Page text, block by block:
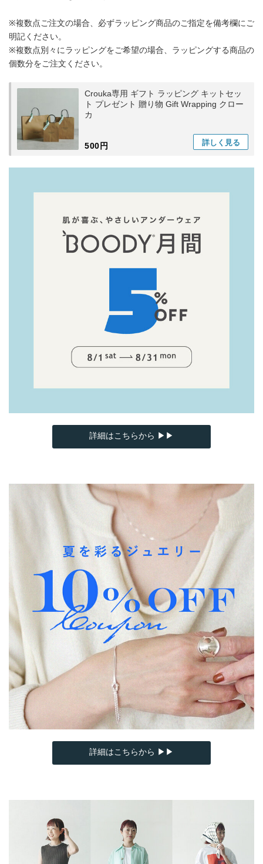
※複数点ご注文の場合、必ずラッピング商品のご指定を備考欄にご
明記ください。
※複数点別々にラッピングをご希望の場合、ラッピングする商品の
個数分をご注文ください。
Crouka専用 ギフト ラッピング キットセッ
ト プレゼント 贈り物 Gift Wrapping クロー
カ
500円 詳しく 見る
詳細はこちらから ▶▶
詳細はこちらから ▶▶